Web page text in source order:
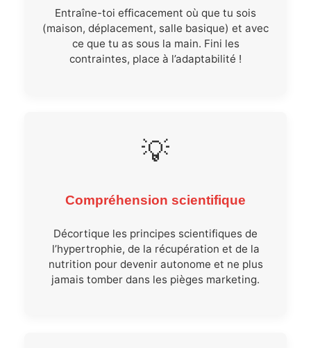
Entraîne-toi efficacement où que tu sois
(maison, déplacement, salle basique) et avec
ce que tu as sous la main. Fini les
contraintes, place à l’adaptabilité !
💡
Compréhension scientifique
Décortique les principes scientifiques de
l’hypertrophie, de la récupération et de la
nutrition pour devenir autonome et ne plus
jamais tomber dans les pièges marketing.